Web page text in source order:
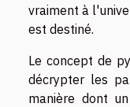
vraiment à
est destiné.
Le concept de
décrypter les
manière dont